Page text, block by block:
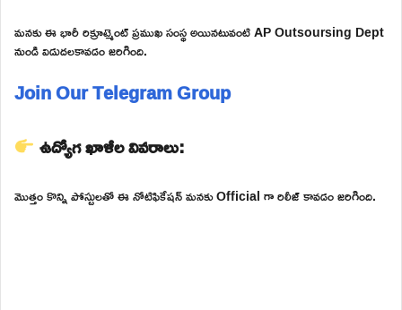
మనకు ఈ భారీ రిక్రూట్మెంట్ ప్రముఖ సంస్థ అయినటువంటి AP Outsoursing Dept
నుండి విడుదలకావడం జరిగింది.
Join Our Telegram Group
ఉద్యోగ ఖాళీల వివరాలు:
మొత్తం కొన్ని పోస్టులతో ఈ నోటిఫికేషన్ మనకు Official గా రిలీజ్ కావడం జరిగింది.